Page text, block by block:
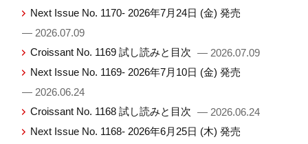
Next Issue No. 1170- 2026年7月24日 (金) 発売
— 2026.07.09
Croissant No. 1169 試し読みと目次 — 2026.07.09
Next Issue No. 1169- 2026年7月10日 (金) 発売
— 2026.06.24
Croissant No. 1168 試し読みと目次 — 2026.06.24
Next Issue No. 1168- 2026年6月25日 (木) 発売